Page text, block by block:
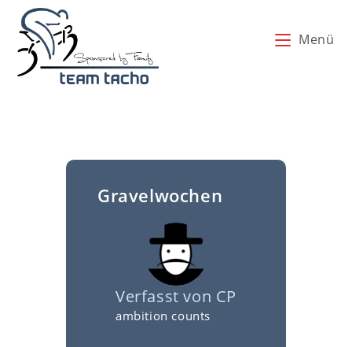
Inhalt
springen
Menü
Gravelwochen
Verfasst von CP
ambition counts